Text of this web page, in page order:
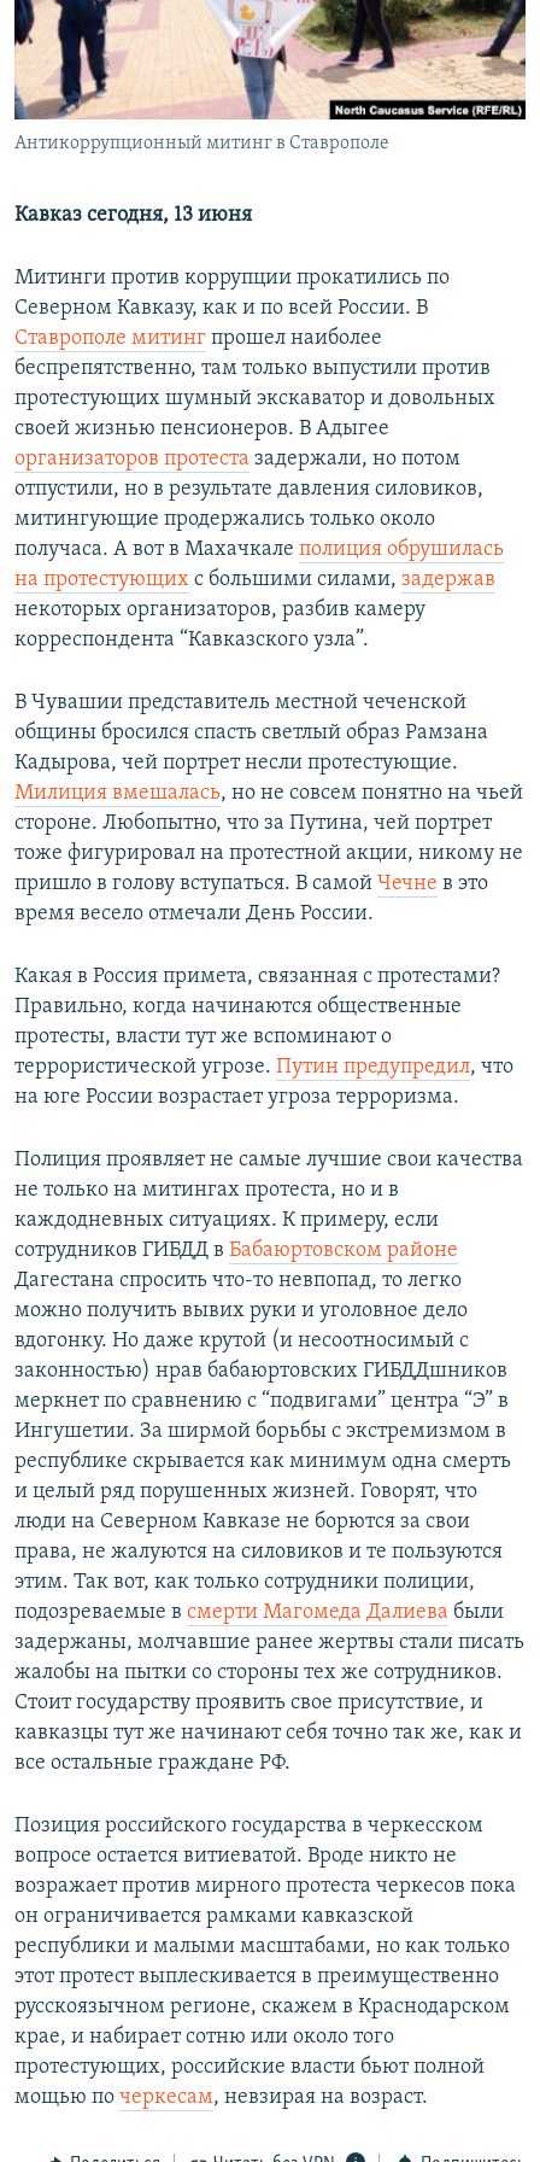
РАСПИСАНИЕ ВЕЩАНИЯ
ПОДПИШИТЕСЬ НА РАССЫЛКУ
Все сайты РСЕ/РС
Антикоррупционный митинг в Ставрополе
Кавказ сегодня, 13 июня
Митинги против коррупции прокатились по
Северном Кавказу, как и по всей России. В
Ставрополе митинг прошел наиболее
беспрепятственно, там только выпустили против
протестующих шумный экскаватор и довольных
своей жизнью пенсионеров. В Адыгее
организаторов протеста задержали, но потом
отпустили, но в результате давления силовиков,
митингующие продержались только около
получаса. А вот в Махачкале полиция обрушилась
на протестующих с большими силами, задержав
некоторых организаторов, разбив камеру
корреспондента “Кавказского узла”.
В Чувашии представитель местной чеченской
общины бросился спасть светлый образ Рамзана
Кадырова, чей портрет несли протестующие.
Милиция вмешалась, но не совсем понятно на чьей
стороне. Любопытно, что за Путина, чей портрет
тоже фигурировал на протестной акции, никому не
пришло в голову вступаться. В самой Чечне в это
время весело отмечали День России.
Какая в Россия примета, связанная с протестами?
Правильно, когда начинаются общественные
протесты, власти тут же вспоминают о
террористической угрозе. Путин предупредил, что
на юге России возрастает угроза терроризма.
Полиция проявляет не самые лучшие свои качества
не только на митингах протеста, но и в
каждодневных ситуациях. К примеру, если
сотрудников ГИБДД в Бабаюртовском районе
Дагестана спросить что-то невпопад, то легко
можно получить вывих руки и уголовное дело
вдогонку. Но даже крутой (и несоотносимый с
законностью) нрав бабаюртовских ГИБДДшников
меркнет по сравнению с “подвигами” центра “Э” в
Ингушетии. За ширмой борьбы с экстремизмом в
республике скрывается как минимум одна смерть
и целый ряд порушенных жизней. Говорят, что
люди на Северном Кавказе не борются за свои
права, не жалуются на силовиков и те пользуются
этим. Так вот, как только сотрудники полиции,
подозреваемые в смерти Магомеда Далиева были
задержаны, молчавшие ранее жертвы стали писать
жалобы на пытки со стороны тех же сотрудников.
Стоит государству проявить свое присутствие, и
кавказцы тут же начинают себя точно так же, как и
все остальные граждане РФ.
Позиция российского государства в черкесском
вопросе остается витиеватой. Вроде никто не
возражает против мирного протеста черкесов пока
он ограничивается рамками кавказской
республики и малыми масштабами, но как только
этот протест выплескивается в преимущественно
русскоязычном регионе, скажем в Краснодарском
крае, и набирает сотню или около того
протестующих, российские власти бьют полной
мощью по черкесам, невзирая на возраст.